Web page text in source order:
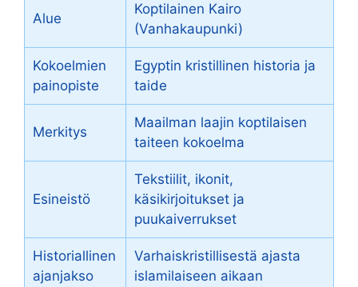
Alue
Koptilainen Kairo
(Vanhakaupunki)
Kokoelmien
painopiste
Egyptin kristillinen historia ja
taide
Merkitys
Maailman laajin koptilaisen
taiteen kokoelma
Esineistö
Tekstiilit, ikonit,
käsikirjoitukset ja
puukaiverrukset
Historiallinen
ajanjakso
Varhaiskristillisestä ajasta
islamilaiseen aikaan